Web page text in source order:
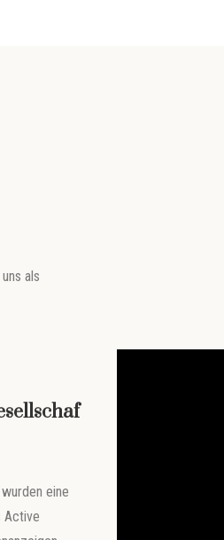
als
eine
Active